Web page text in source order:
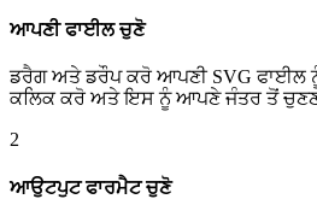
ਆਪਣੀ ਫਾਈਲ ਚੁਣੋ
ਡਰੈਗ ਅਤੇ ਡਰੌਪ ਕਰੋ ਆਪਣੀ SVG ਫਾਈਲ
ਕਲਿਕ ਕਰੋ ਅਤੇ ਇਸ ਨੂੰ ਆਪਣੇ ਜੰਤਰ ਤੋਂ
2
ਆਉਟਪੁਟ ਫਾਰਮੈਟ ਚੁਣੋ